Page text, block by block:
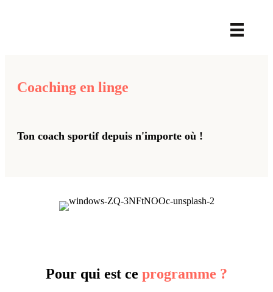
Coaching en linge
Ton coach sportif depuis n'importe où !
Pour qui est ce programme ?